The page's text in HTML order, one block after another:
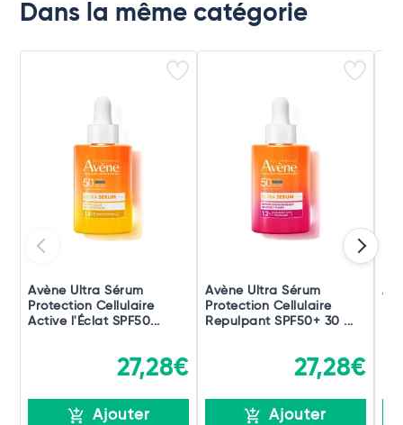
Dans la même catégorie
Avène Ultra Sérum
Protection Cellulaire
Active l'Éclat SPF50...
27,28€
Ajouter
Avène Ultra Sérum
Protection Cellulaire
Repulpant SPF50+ 30 ...
27,28€
Ajouter